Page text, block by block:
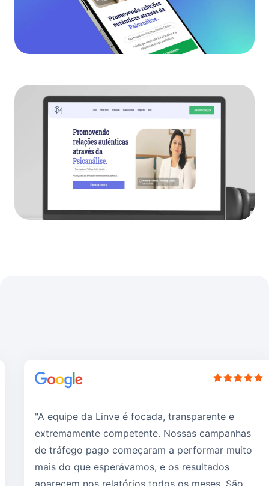
"A equipe da Linve é focada, transparente e
extremamente competente. Nossas campanhas
de tráfego pago começaram a performar muito
mais do que esperávamos, e os resultados
aparecem nos relatórios todos os meses. São